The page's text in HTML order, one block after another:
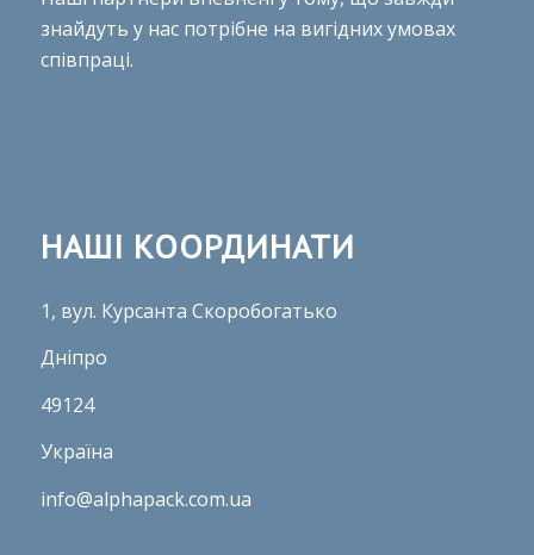
знайдуть у нас потрібне на вигідних умовах
співпраці.
НАШІ КООРДИНАТИ
1, вул. Курсанта Скоробогатько
Дніпро
49124
Україна
info@alphapack.com.ua